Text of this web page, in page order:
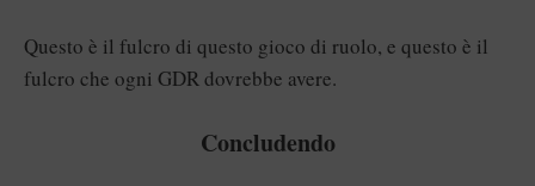
Questo è il fulcro di questo gioco di ruolo, e questo è il
fulcro che ogni GDR dovrebbe avere.
Concludendo